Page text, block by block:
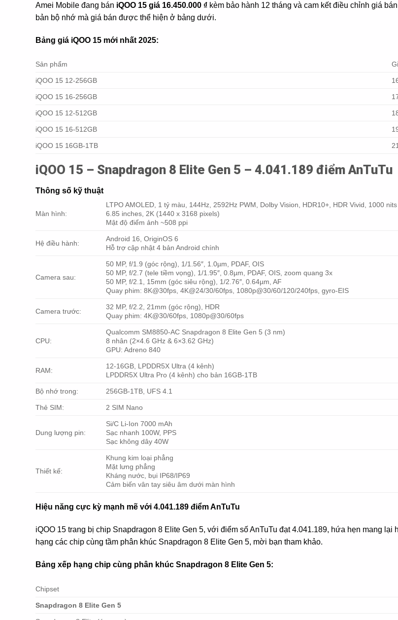
Amei Mobile đang bán iQOO 15 giá 16.450.000 ₫ kèm bảo hành 12 tháng và cam kết điều chỉnh giá
bản bộ nhớ mà giá bán được thể hiện ở bảng dưới.
Bảng giá iQOO 15 mới nhất 2025:
Sản phẩm
iQOO 15 12-256GB
iQOO 15 16-256GB
iQOO 15 12-512GB
iQOO 15 16-512GB
iQOO 15 16GB-1TB
iQOO 15 – Snapdragon 8 Elite Gen 5 – 4.041.189 điểm AnTuTu
Thông số kỹ thuật
Màn hình:
LTPO AMOLED, 1 tỷ màu, 144Hz, 2592Hz PWM, Dolby Vision, HDR10+, HDR Vivid, 1000
6.85 inches, 2K (1440 x 3168 pixels)
Mật độ điểm ảnh ~508 ppi
Hệ điều hành:
Android 16, OriginOS 6
Hỗ trợ cập nhật 4 bản Android chính
Camera sau:
50 MP, f/1.9 (góc rộng), 1/1.56″, 1.0µm, PDAF, OIS
50 MP, f/2.7 (tele tiềm vọng), 1/1.95″, 0.8µm, PDAF, OIS, zoom quang 3x
50 MP, f/2.1, 15mm (góc siêu rộng), 1/2.76″, 0.64µm, AF
Quay phim: 8K@30fps, 4K@24/30/60fps, 1080p@30/60/120/240fps, gyro-EIS
Camera trước:
32 MP, f/2.2, 21mm (góc rộng), HDR
Quay phim: 4K@30/60fps, 1080p@30/60fps
CPU:
Qualcomm SM8850-AC Snapdragon 8 Elite Gen 5 (3 nm)
8 nhân (2×4.6 GHz & 6×3.62 GHz)
GPU: Adreno 840
RAM:
12-16GB, LPDDR5X Ultra (4 kênh)
LPDDR5X Ultra Pro (4 kênh) cho bản 16GB-1TB
Bộ nhớ trong: 256GB-1TB, UFS 4.1
Thẻ SIM: 2 SIM Nano
Dung lượng pin:
Si/C Li-Ion 7000 mAh
Sạc nhanh 100W, PPS
Sạc không dây 40W
Thiết kế:
Khung kim loại phẳng
Mặt lưng phẳng
Kháng nước, bụi IP68/IP69
Cảm biến vân tay siêu âm dưới màn hình
Hiệu năng cực kỳ mạnh mẽ với 4.041.189 điểm AnTuTu
iQOO 15 trang bị chip Snapdragon 8 Elite Gen 5, với điểm số AnTuTu đạt 4.041.189, hứa hẹn mang
hạng các chip cùng tầm phân khúc Snapdragon 8 Elite Gen 5, mời bạn tham khảo.
Bảng xếp hạng chip cùng phân khúc Snapdragon 8 Elite Gen 5:
Chipset
Snapdragon 8 Elite Gen 5